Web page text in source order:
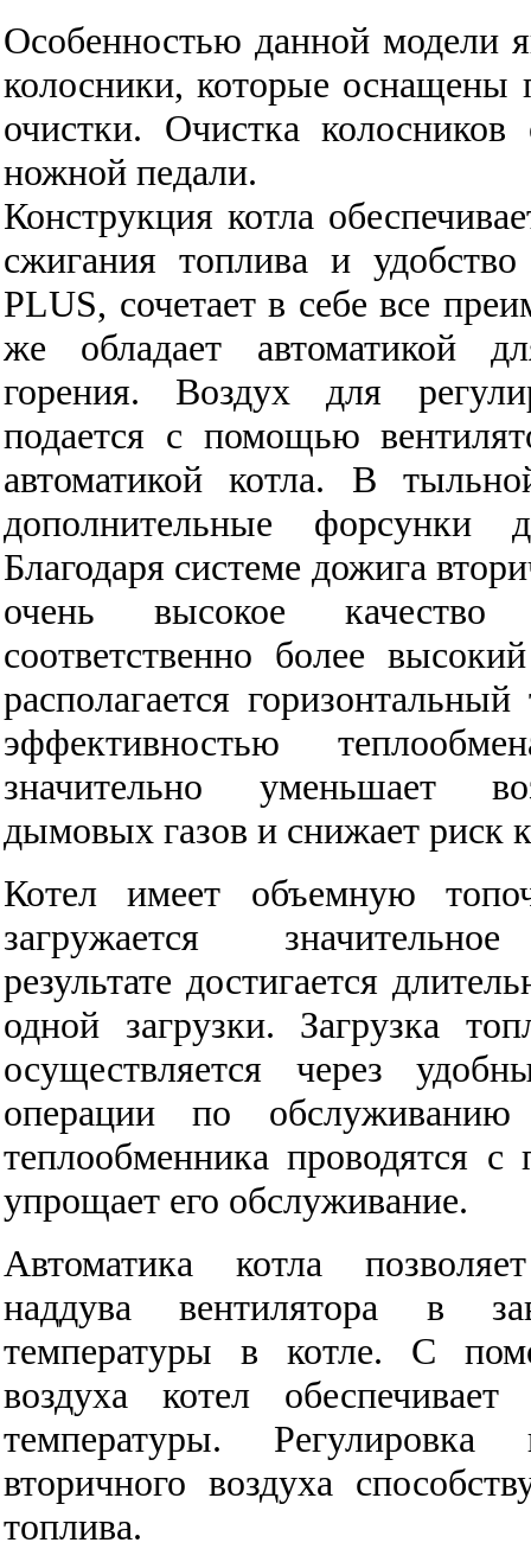
Особенностью данной модели
колосники, которые
очистки. Очистка колосников
ножной педали.
Конструкция котла
сжигания топлива и
PLUS, сочетает в себе все
же обладает автоматикой
горения. Воздух для
подается с помощью
автоматикой котла. В
дополнительные форсунки
Благодаря системе дожига
очень высокое
соответственно более
располагается
эффективностью
значительно уменьшает
дымовых газов и снижает риск
Котел имеет объемную
загружается
результате достигается
одной загрузки. Загрузка
осуществляется через
операции по
теплообменника проводятся с
упрощает его обслуживание.
Автоматика котла
наддува вентилятора в
температуры в котле. С
воздуха котел
температуры.
вторичного воздуха
топлива.